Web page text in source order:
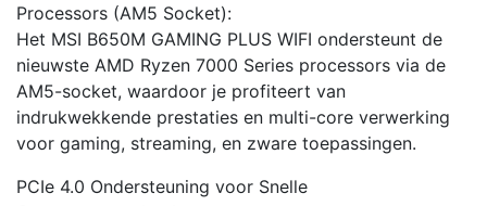
Processors (AM5 Socket):
Het MSI B650M GAMING PLUS WIFI ondersteunt de
nieuwste AMD Ryzen 7000 Series processors via de
AM5-socket, waardoor je profiteert van
indrukwekkende prestaties en multi-core verwerking
voor gaming, streaming, en zware toepassingen.
PCIe 4.0 Ondersteuning voor Snelle